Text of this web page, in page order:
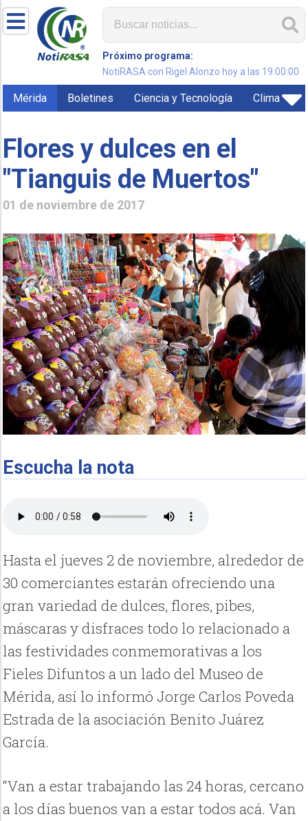
Próximo programa:
NotiRASA con Rigel Alonzo hoy a las 19:00:00
Mérida Boletines Ciencia y Tecnología Clima
Flores y dulces en el
"Tianguis de Muertos"
01 de noviembre de 2017
Escucha la nota
Hasta el jueves 2 de noviembre, alrededor de
30 comerciantes estarán ofreciendo una
gran variedad de dulces, flores, pibes,
máscaras y disfraces todo lo relacionado a
las festividades conmemorativas a los
Fieles Difuntos a un lado del Museo de
Mérida, así lo informó Jorge Carlos Poveda
Estrada de la asociación Benito Juárez
García.
“Van a estar trabajando las 24 horas, cercano
a los días buenos van a estar todos acá. Van